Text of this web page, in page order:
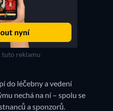
tuto reklamu
do léčebny a vedení
nechá na ní – spolu se
a sponzorů.